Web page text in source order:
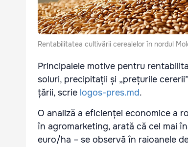
Rentabilitatea cultivării cerealelor în nordul
Principalele motive pentru
soluri, precipitații și „prețurile
țării, scrie logos-pres.md.
O analiză a eficienței economice a
în agromarketing, arată că cel mai
euro/ha – se observă în raioanele